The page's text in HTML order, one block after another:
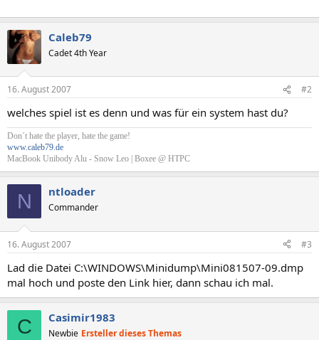
Caleb79
Cadet 4th Year
16. August 2007 #2
welches spiel ist es denn und was für ein system hast du?
Don´t hate the player, hate the game!
www.caleb79.de
MacBook Unibody Alu - Snow Leo | Boxee @ HTPC
N ntloader
Commander
16. August 2007 #3
Lad die Datei C:\WINDOWS\Minidump\Mini081507-09.dmp
mal hoch und poste den Link hier, dann schau ich mal.
C Casimir1983
Newbie Ersteller dieses Themas